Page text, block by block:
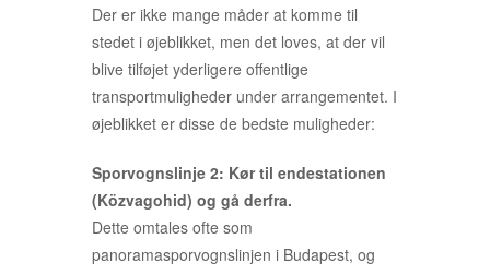
Der er ikke mange måder at komme til
stedet i øjeblikket, men det loves, at der vil
blive tilføjet yderligere offentlige
transportmuligheder under arrangementet. I
øjeblikket er disse de bedste muligheder:
Sporvognslinje 2: Kør til endestationen
(Közvagohid) og gå derfra.
Dette omtales ofte som
panoramasporvognslinjen i Budapest, og